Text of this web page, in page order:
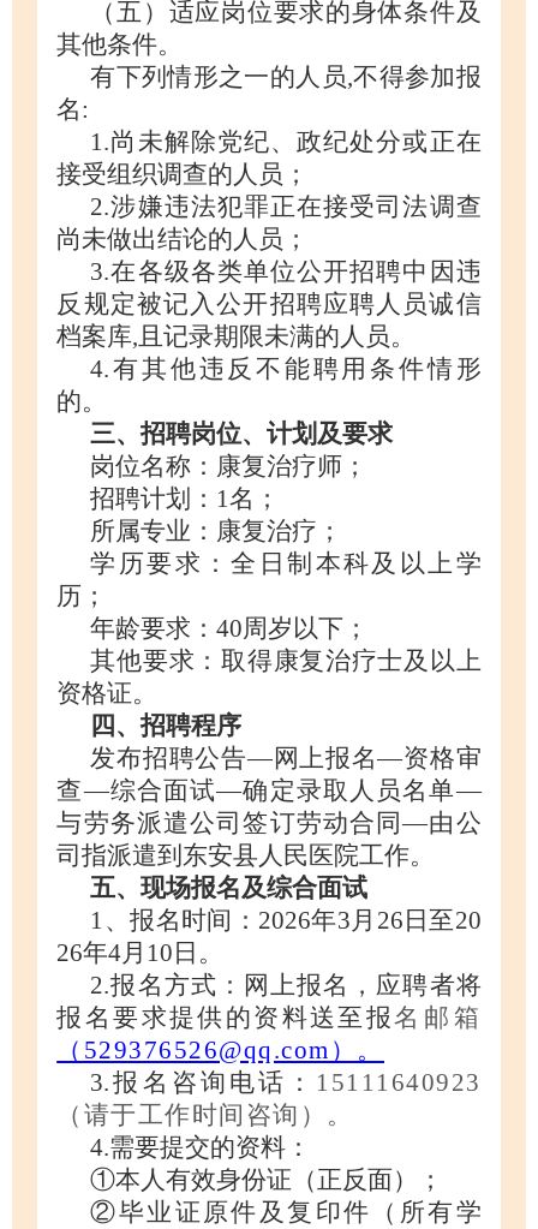
（五）适应岗位要求的身体条件及
其他条件。
有下列情形之一的人员,不得参加报
名:
1.尚未解除党纪、政纪处分或正在
接受组织调查的人员；
2.涉嫌违法犯罪正在接受司法调查
尚未做出结论的人员；
3.在各级各类单位公开招聘中因违
反规定被记入公开招聘应聘人员诚信
档案库,且记录期限未满的人员。
4.有其他违反不能聘用条件情形
的。
三、招聘岗位、计划及要求
岗位名称： 康复治疗师 ；
招聘计划： 1名；
所属专业： 康复治疗 ；
学历要求：全日制 本科及以上学
历；
年龄要求：40周岁以下 ；
其他要求：取得康复治疗士及以上
资格证。
四、招聘程序
发布招聘公告—网上报名—资格审
查—综合面试—确定录取人员名单—
与劳务派遣公司签订劳动合同—由公
司指派遣到 东安县人民 医院工作。
五、现场报名及综合面试
1、报名时间 ： 2026年3月 26日至20
26年4月10日 。
2.报名方式：网上报名，应聘者将
报名要求提供的资料送至报名邮箱
（ 529376526@qq.com）。
3.报名咨询电话： 15111640923
（请于工作时间咨询）。
4.需要提交的资料：
①本人有效身份证（正反面）；
②毕业证原件及复印件（所有学